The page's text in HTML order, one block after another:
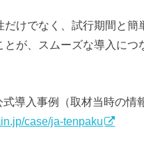
だけでなく、試行期間と簡
とが、スムーズな導入につ
式導入事例（取材当時の
case/ja-tenpaku